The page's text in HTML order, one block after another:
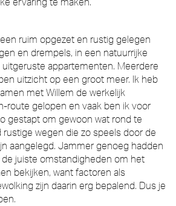
ruim opgezet en rustig gelegen
en drempels, in een natuurrijke
appartementen. Meerdere
uitzicht op een groot meer. Ik heb
met Willem de werkelijk
route gelopen en vaak ben ik voor
gestapt om gewoon wat rond te
rustige wegen die zo speels door de
aangelegd. Jammer genoeg hadden
juiste omstandigheden om het
bekijken, want factoren als
zijn daarin erg bepalend. Dus je